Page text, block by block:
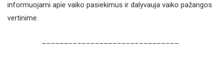
informuojami apie vaiko pasiekimus ir dalyvauja vaiko pažangos
vertinime.